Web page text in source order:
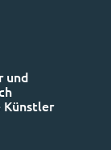
und
Künstler